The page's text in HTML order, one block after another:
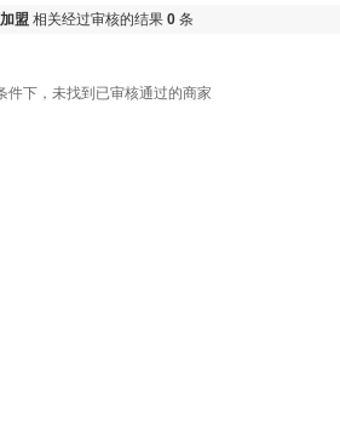
盟 相关经过审核的结果 0 条
件下，未找到已审核通过的商家